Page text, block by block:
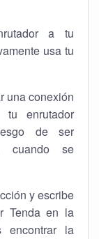
a tu
usa tu
una conexión
tu enrutador
de ser
cuando se
y escribe
Tenda en la
encontrar la